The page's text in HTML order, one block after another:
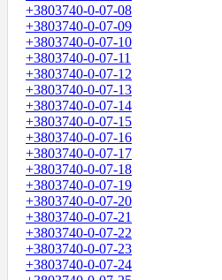
+3803740-0-07-08
+3803740-0-07-09
+3803740-0-07-10
+3803740-0-07-11
+3803740-0-07-12
+3803740-0-07-13
+3803740-0-07-14
+3803740-0-07-15
+3803740-0-07-16
+3803740-0-07-17
+3803740-0-07-18
+3803740-0-07-19
+3803740-0-07-20
+3803740-0-07-21
+3803740-0-07-22
+3803740-0-07-23
+3803740-0-07-24